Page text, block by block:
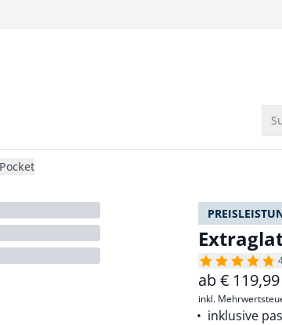
ab€ 119,99
inkl.
inklusive